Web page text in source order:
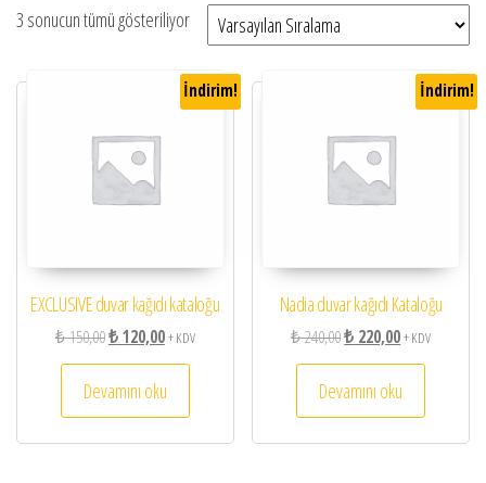
3 sonucun tümü gösteriliyor
İndirim!
EXCLUSIVE duvar kağıdı kataloğu
₺150,00Orijinal fiyat: ₺ 150,00.
₺120,00Şu andaki fiyat: ₺ 120,00.
+ KDV
Devamını oku
İndirim!
Nadia duvar kağıdı Kataloğu
₺240,00Orijinal fiyat: ₺ 240,00.
₺ 220,00Şu andaki
+ KDV
Devamını oku